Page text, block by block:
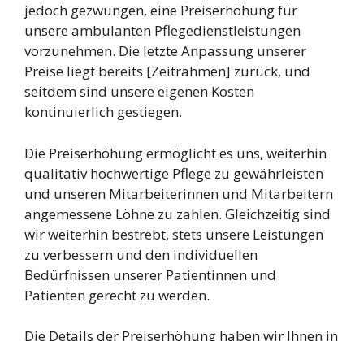
jedoch gezwungen, eine Preiserhöhung für
unsere ambulanten Pflegedienstleistungen
vorzunehmen. Die letzte Anpassung unserer
Preise liegt bereits [Zeitrahmen] zurück, und
seitdem sind unsere eigenen Kosten
kontinuierlich gestiegen.
Die Preiserhöhung ermöglicht es uns, weiterhin
qualitativ hochwertige Pflege zu gewährleisten
und unseren Mitarbeiterinnen und Mitarbeitern
angemessene Löhne zu zahlen. Gleichzeitig sind
wir weiterhin bestrebt, stets unsere Leistungen
zu verbessern und den individuellen
Bedürfnissen unserer Patientinnen und
Patienten gerecht zu werden.
Die Details der Preiserhöhung haben wir Ihnen in